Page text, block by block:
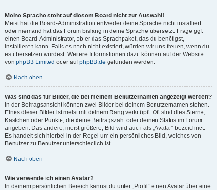
Meine Sprache steht auf diesem Board nicht zur Auswahl!
Meist hat die Board-Administration entweder deine Sprache nicht installiert
oder niemand hat das Forum bislang in deine Sprache übersetzt. Frage ggf.
einen Board-Administrator, ob er das Sprachpaket, das du benötigst,
installieren kann. Falls es noch nicht existiert, würden wir uns freuen, wenn du
es übersetzen würdest. Weitere Informationen dazu können auf der Website
von phpBB Limited oder aufphpBB.de gefunden werden.
Nach oben
Was sind das für Bilder, die bei meinem Benutzernamen angezeigt werden?
In der Beitragsansicht können zwei Bilder bei deinem Benutzernamen stehen.
Eines dieser Bilder ist meist mit deinem Rang verknüpft: Oft sind dies Sterne,
Kästchen oder Punkte, die deine Beitragszahl oder deinen Status im Forum
angeben. Das andere, meist größere, Bild wird auch als „Avatar“ bezeichnet.
Es handelt sich hierbei in der Regel um ein persönliches Bild, welches von
Benutzer zu Benutzer unterschiedlich ist.
Nach oben
Wie verwende ich einen Avatar?
In deinem persönlichen Bereich kannst du unter „Profil“ einen Avatar über eine